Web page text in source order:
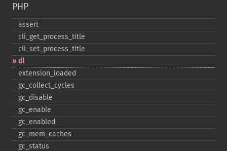
PHP
assert
cli_​get_​process_​title
cli_​set_​process_​title
dl
extension_​loaded
gc_​collect_​cycles
gc_​disable
gc_​enable
gc_​enabled
gc_​mem_​caches
gc_​status